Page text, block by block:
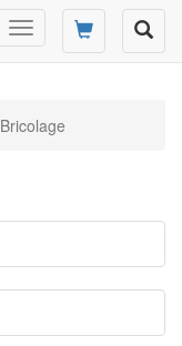
Changer
mode
Bricolage